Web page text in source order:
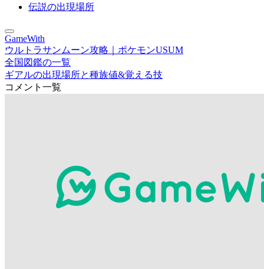
伝説の出現場所
GameWith
ウルトラサンムーン攻略｜ポケモンUSUM
全国図鑑の一覧
ギアルの出現場所と種族値&覚える技
コメント一覧